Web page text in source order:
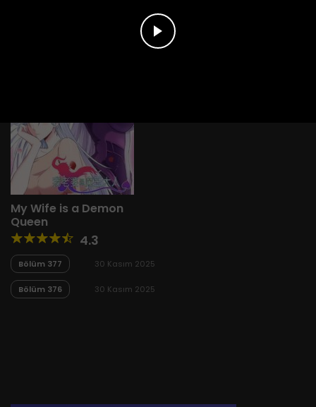
My Wife is a Demon
Queen
4.3
Bölüm 377 30 Kasım 2025
Bölüm 376 30 Kasım 2025